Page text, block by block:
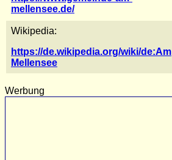
mellensee.de/
Wikipedia:
https://de.wikipedia.org/wiki/de:Am
Mellensee
Werbung